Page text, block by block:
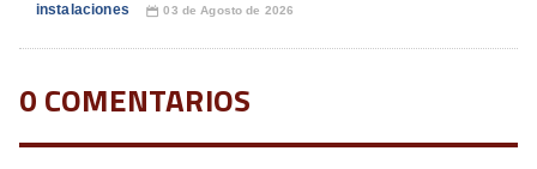
instalaciones
📅 03 de Agosto de 2026
0 COMENTARIOS